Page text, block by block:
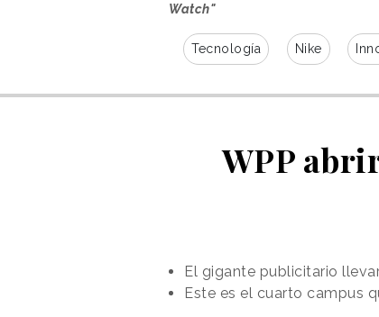
Watch"
Tecnología Nike
WPP
El gigante publicitario
Este es el cuarto campus